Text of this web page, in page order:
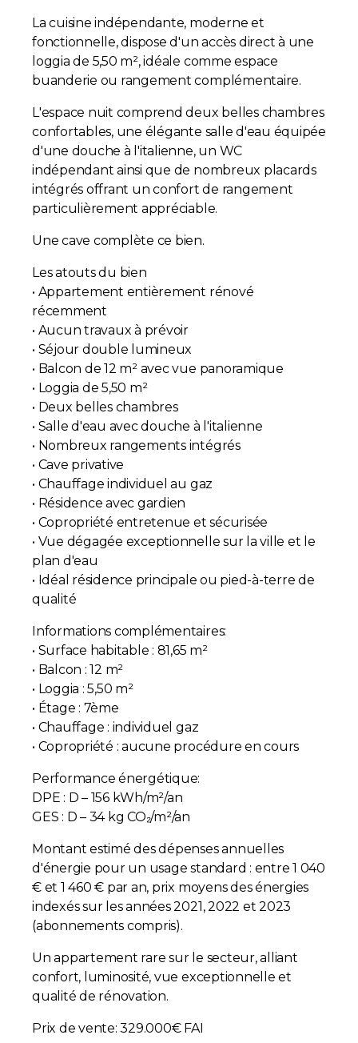
La cuisine indépendante, moderne et
fonctionnelle, dispose d'un accès direct à une
loggia de 5,50 m², idéale comme espace
buanderie ou rangement complémentaire.
L'espace nuit comprend deux belles chambres
confortables, une élégante salle d'eau équipée
d'une douche à l'italienne, un WC
indépendant ainsi que de nombreux placards
intégrés offrant un confort de rangement
particulièrement appréciable.
Une cave complète ce bien.
Les atouts du bien
• Appartement entièrement rénové
récemment
• Aucun travaux à prévoir
• Séjour double lumineux
• Balcon de 12 m² avec vue panoramique
• Loggia de 5,50 m²
• Deux belles chambres
• Salle d'eau avec douche à l'italienne
• Nombreux rangements intégrés
• Cave privative
• Chauffage individuel au gaz
• Résidence avec gardien
• Copropriété entretenue et sécurisée
• Vue dégagée exceptionnelle sur la ville et le
plan d'eau
• Idéal résidence principale ou pied-à-terre de
qualité
Informations complémentaires:
• Surface habitable : 81,65 m²
• Balcon : 12 m²
• Loggia : 5,50 m²
• Étage : 7ème
• Chauffage : individuel gaz
• Copropriété : aucune procédure en cours
Performance énergétique:
DPE : D – 156 kWh/m²/an
GES : D – 34 kg CO₂/m²/an
Montant estimé des dépenses annuelles
d'énergie pour un usage standard : entre 1 040
€ et 1 460 € par an, prix moyens des énergies
indexés sur les années 2021, 2022 et 2023
(abonnements compris).
Un appartement rare sur le secteur, alliant
confort, luminosité, vue exceptionnelle et
qualité de rénovation.
Prix de vente: 329.000€ FAI